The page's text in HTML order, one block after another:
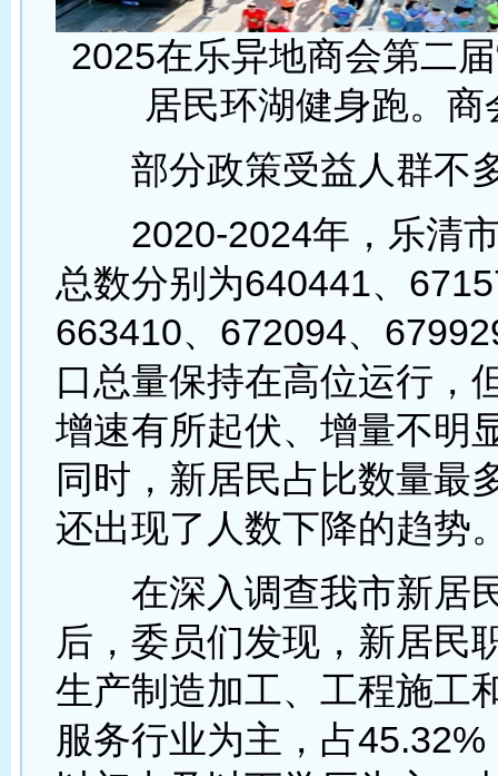
2025在乐异地商会第二届
居民环湖健身跑。商
部分政策受益人群不
2020-2024年，乐清市
总数分别为640441、
663410、672094、
口总量保持在高位运行，
增速有所起伏、增量不明
同时，新居民占比数量最
还出现了人数下降的趋势
在深入调查我市新居
后，委员们发现，新居民
生产制造加工、工程施工
服务行业为主，占